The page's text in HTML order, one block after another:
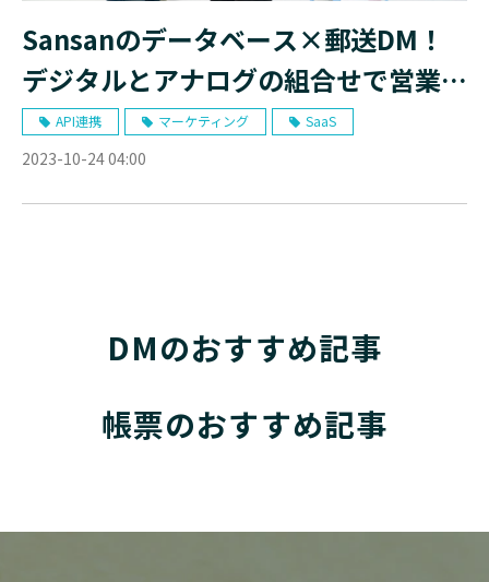
Sansanのデータベース×郵送DM！
デジタルとアナログの組合せで営業活
動の最適化提案へ
API連携 マーケティング SaaS
2023-10-24 04:00
DMのおすすめ記事
帳票のおすすめ記事